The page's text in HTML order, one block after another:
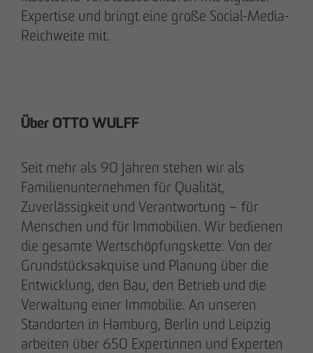
Expertise und bringt eine große Social-Media-
Reichweite mit.
Über OTTO WULFF
Seit mehr als 90 Jahren stehen wir als
Familienunternehmen für Qualität,
Zuverlässigkeit und Verantwortung – für
Menschen und für Immobilien. Wir bedienen
die gesamte Wertschöpfungskette: Von der
Grundstücksakquise und Planung über die
Entwicklung, den Bau, den Betrieb und die
Verwaltung einer Immobilie. An unseren
Standorten in Hamburg, Berlin und Leipzig
arbeiten über 650 Expertinnen und Experten
Pia-Alin Demirayakli
Pressesprecher
Kommunikation & Marketing
eschulze @ otto-wulff.de
+49 173 7360070
Max Wedgbury
Kommunikationsreferent
Kommunikation & Marketing
mwedgbury@ otto-wulff.de
+49 172 7311403